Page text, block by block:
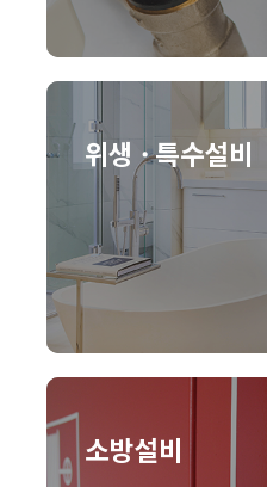
위생 · 특수설비
소방설비